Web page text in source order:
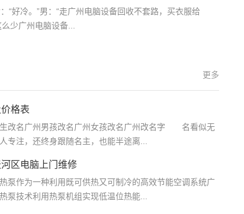
“好冷。”男：“走广州电脑设备回收不套路，买衣服给
么少广州电脑设备...
更多
格表
改名广州男孩改名广州女孩改名广州改名字 名看似无
专注，还终身跟随名主，也能半途离...
区电脑上门维修
作为一种利用既可供热又可制冷的高效节能空调系统广
泵技术利用热泵机组实现低温位热能...